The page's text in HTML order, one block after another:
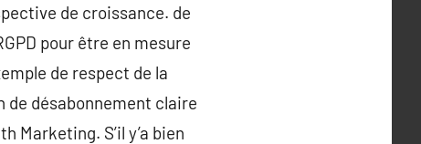
de croissance. de
pour être en mesure
de respect de la
de désabonnement claire
Marketing. S’il y’a bien